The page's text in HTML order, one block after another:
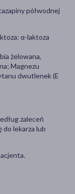
półwodnej
α-laktoza
żelowana,
Magnezu
dwutlenek (E
zaleceń
do lekarza lub